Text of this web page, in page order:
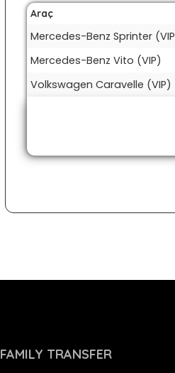
Araç
Mercedes-Benz Sprinter
Mercedes-Benz Vito (VIP)
Volkswagen Caravelle (VIP)
FAMILY TRANSFER